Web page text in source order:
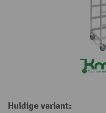
Huidige variant: